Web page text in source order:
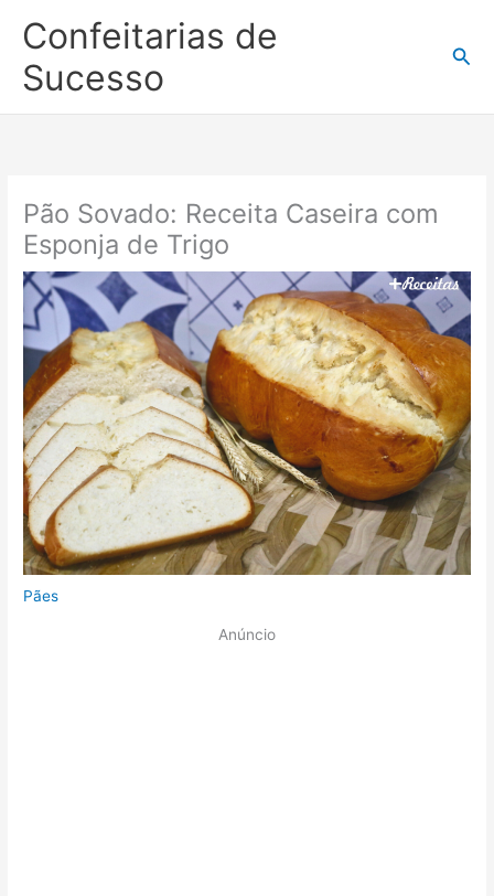
para
conteúdo
Confeitarias de
Sucesso
Pão Sovado: Receita Caseira com
Esponja de Trigo
Pães
Anúncio